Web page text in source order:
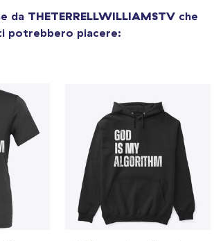
da THETERRELLWILLIAMSTV che
potrebbero piacere: